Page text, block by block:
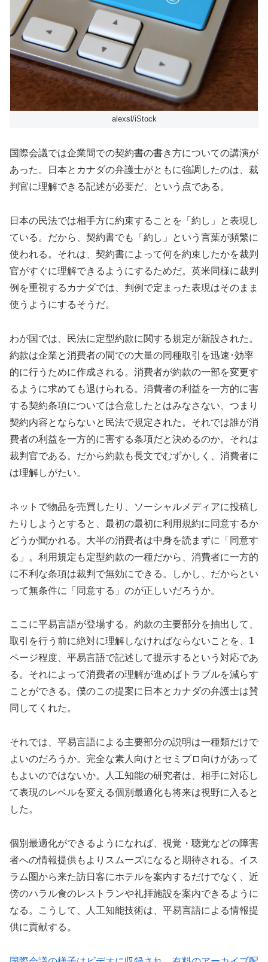
alexsl/iStock
国際会議では企業間での契約書の書き方についての講演が
あった。日本とカナダの弁護士がともに強調したのは、裁
判官に理解できる記述が必要だ、という点である。
日本の民法では相手方に約束することを「約し」と表現し
ている。だから、契約書でも「約し」という言葉が頻繁に
使われる。それは、契約書によって何を約束したかを裁判
官がすぐに理解できるようにするためだ。英米同様に裁判
例を重視するカナダでは、判例で定まった表現はそのまま
使うようにするそうだ。
わが国では、民法に定型約款に関する規定が新設された。
約款は企業と消費者の間での大量の同種取引を迅速･効率
的に行うために作成される。消費者が約款の一部を変更す
るように求めても退けられる。消費者の利益を一方的に害
する契約条項については合意したとはみなさない、つまり
契約内容とならないと民法で規定された。それでは誰が消
費者の利益を一方的に害する条項だと決めるのか。それは
裁判官である。だから約款も長文でむずかしく、消費者に
は理解しがたい。
ネットで物品を売買したり、ソーシャルメディアに投稿し
たりしようとすると、最初の最初に利用規約に同意するか
どうか聞かれる。大半の消費者は中身を読まずに「同意す
る」。利用規定も定型約款の一種だから、消費者に一方的
に不利な条項は裁判で無効にできる。しかし、だからとい
って無条件に「同意する」のが正しいだろうか。
ここに平易言語が登場する。約款の主要部分を抽出して、
取引を行う前に絶対に理解しなければならないことを、1
ページ程度、平易言語で記述して提示するという対応であ
る。それによって消費者の理解が進めばトラブルを減らす
ことができる。僕のこの提案に日本とカナダの弁護士は賛
同してくれた。
それでは、平易言語による主要部分の説明は一種類だけで
よいのだろうか。完全な素人向けとセミプロ向けがあって
もよいのではないか。人工知能の研究者は、相手に対応し
て表現のレベルを変える個別最適化も将来は視野に入ると
した。
個別最適化ができるようになれば、視覚・聴覚などの障害
者への情報提供もよりスムーズになると期待される。イス
ラム圏から来た訪日客にホテルを案内するだけでなく、近
傍のハラル食のレストランや礼拝施設を案内できるように
なる。こうして、人工知能技術は、平易言語による情報提
供に貢献する。